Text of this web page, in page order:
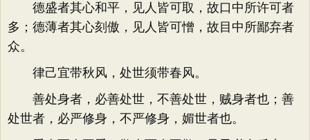
德盛者其心和平，见人皆可取，故口中所许可者
多；德薄者其心刻傲，见人皆可憎，故目中所鄙弃者
众。
律己宜带秋风，处世须带春风。
善处身者，必善处世，不善处世，贼身者也；善
处世者，必严修身，不严修身，媚世者也。